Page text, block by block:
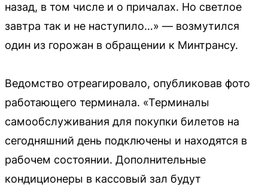
назад, в том числе и о причалах. Но светлое
завтра так и не наступило…» — возмутился
один из горожан в обращении к Минтрансу.
Ведомство отреагировало, опубликовав фото
работающего терминала. «Терминалы
самообслуживания для покупки билетов на
сегодняшний день подключены и находятся в
рабочем состоянии. Дополнительные
кондиционеры в кассовый зал будут